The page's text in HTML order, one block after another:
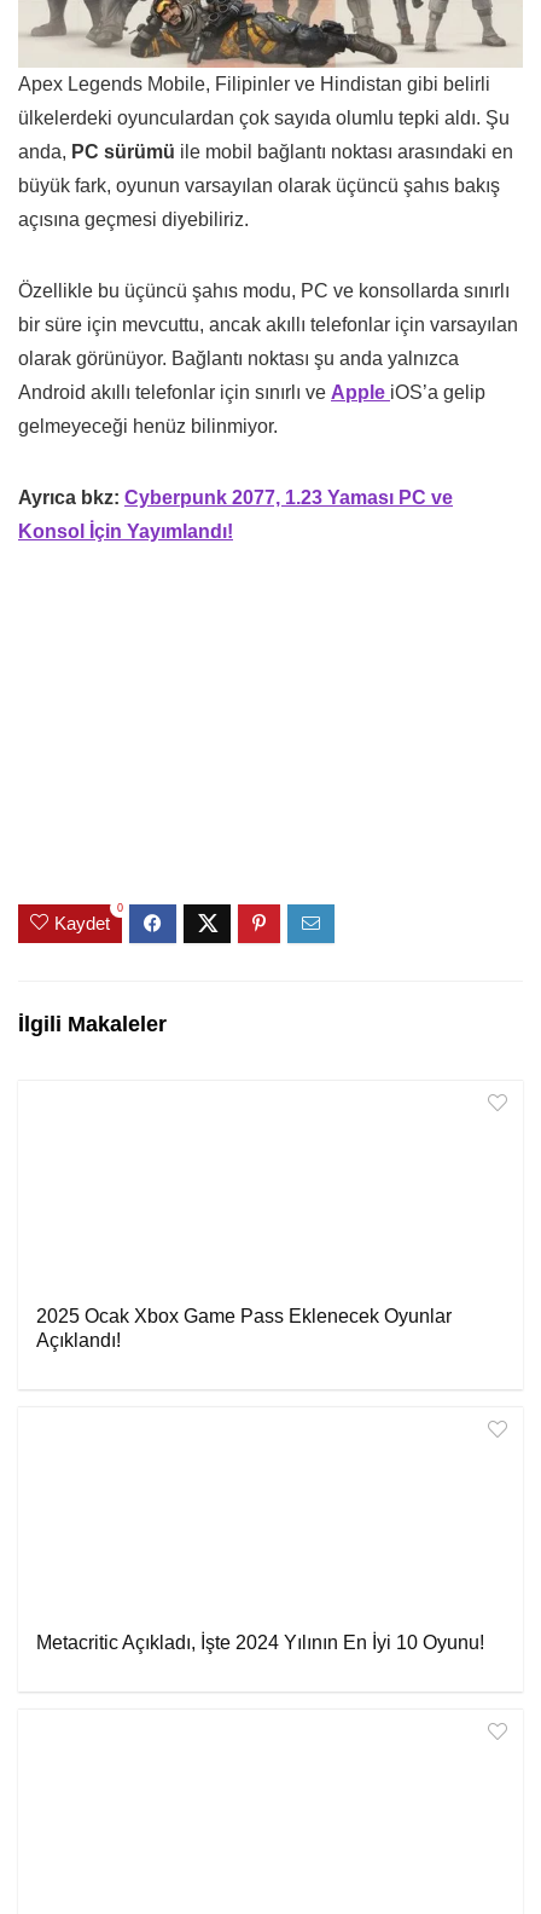
Apex Legends Mobile, Filipinler ve Hindistan gibi belirli
ülkelerdeki oyunculardan çok sayıda olumlu tepki aldı. Şu
anda, PC sürümü ile mobil bağlantı noktası arasındaki en
büyük fark, oyunun varsayılan olarak üçüncü şahıs bakış
açısına geçmesi diyebiliriz.
Özellikle bu üçüncü şahıs modu, PC ve konsollarda sınırlı
bir süre için mevcuttu, ancak akıllı telefonlar için varsayılan
olarak görünüyor. Bağlantı noktası şu anda yalnızca
Android akıllı telefonlar için sınırlı ve Apple iOS’a gelip
gelmeyeceği henüz bilinmiyor.
Ayrıca bkz: Cyberpunk 2077, 1.23 Yaması PC ve
Konsol İçin Yayımlandı!
Kaydet
0
İlgili Makaleler
2025 Ocak Xbox Game Pass Eklenecek Oyunlar
Açıklandı!
Metacritic Açıkladı, İşte 2024 Yılının En İyi 10 Oyunu!